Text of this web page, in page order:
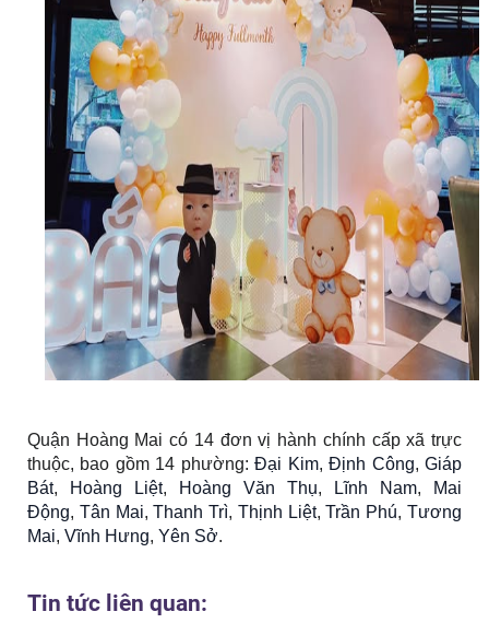
Quận Hoàng Mai có 14 đơn vị hành chính cấp xã trực
thuộc, bao gồm 14 phường:Đại Kim,Định Công,Giáp
Bát, Hoàng Liệt, Hoàng Văn Thụ, Lĩnh Nam,
Mai
Động, Tân Mai,Thanh Trì, Thịnh Liệt,Trần Phú,Tương
Mai, Vĩnh Hưng, Yên Sở.
Tin tức liên quan: